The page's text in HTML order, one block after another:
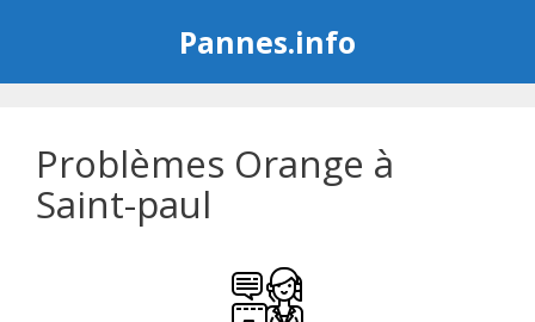
Pannes.info
Problèmes Orange à
Saint-paul